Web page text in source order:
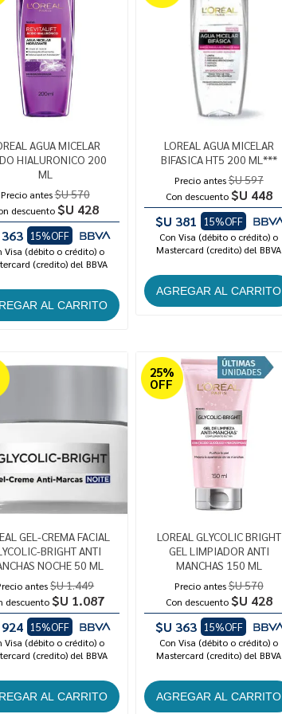
AGUA MICELAR
HIALURONICO 200
ML
Precio antes$U 570
descuento $U 428
15%OFF
Visa (débito o crédito) o
(credito) del BBVA
LOREAL AGUA MICELAR
BIFASICA HT5 200 ML***
Precio antes$U 597
Con descuento $U 448
$U 381
15%OFF
Con Visa (débito o crédito) o
Mastercard (credito) del BBVA
GEL-CREMA FACIAL
BRIGHT ANTI
NOCHE 50 ML
antes$U 1.449
descuento $U 1.087
15%OFF
Visa (débito o crédito) o
(credito) del BBVA
25%
OFF
LOREAL GLYCOLIC BRIGHT
GEL LIMPIADOR ANTI
MANCHAS 150 ML
Precio antes$U 570
Con descuento $U 428
$U 363
15%OFF
Con Visa (débito o crédito) o
Mastercard (credito) del BBVA